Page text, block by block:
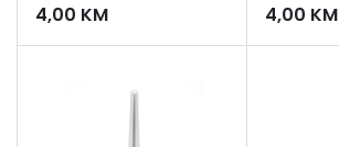
4,00 KM 4,00 KM